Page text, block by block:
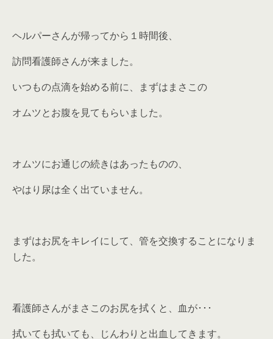
ヘルパーさんが帰ってから１時間後、
訪問看護師さんが来ました。
いつもの点滴を始める前に、まずはまさこの
オムツとお腹を見てもらいました。
オムツにお通じの続きはあったものの、
やはり尿は全く出ていません。
まずはお尻をキレイにして、管を交換することになりま
した。
看護師さんがまさこのお尻を拭くと、血が･･･
拭いても拭いても、じんわりと出血してきます。